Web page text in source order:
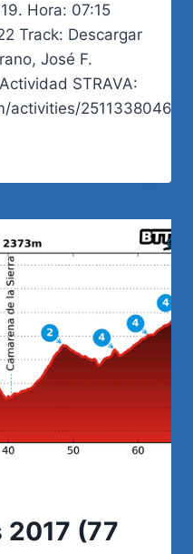
Hora: 07:15
Track: Descargar
José F.
STRAVA:
activities/2511338046
2017 (77